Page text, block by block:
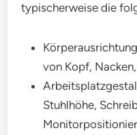
typischerweise die
von Kopf,
Stuhlhöhe,